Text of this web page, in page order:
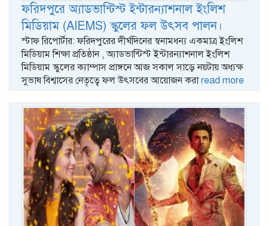
ফরিদপুরে অ্যাডভান্টিস্ট ইন্টারন্যাশনাল ইংলিশ
মিডিয়াম (AIEMS) স্কুলের ফল উৎসব পালন।
স্টাফ রিপোর্টার: ফরিদপুরের দীর্ঘদিনের স্বনামধন্য একমাত্র ইংলিশ
মিডিয়াম শিক্ষা প্রতিষ্ঠান , অ্যাডভান্টিস্ট ইন্টারন্যাশনাল ইংলিশ
মিডিয়াম স্কুলের ক্যাম্পাস প্রাঙ্গনে আজ সকাল সাড়ে নয়টায় অধ্যক্ষ
সুভাষ বিশ্বাসের নেতৃত্বে ফল উৎসবের আয়োজন করাread more